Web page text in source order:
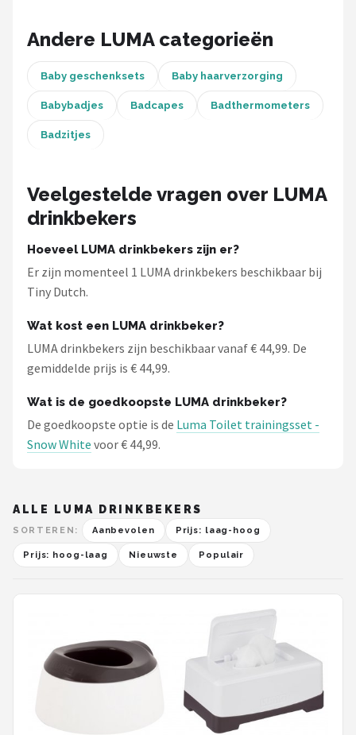
Little Dutch
Happy Horse
Soft Touch
Meyco
Stokke
Done by Deer
Maxi-Cosi
Alle merken →
Andere LUMA categorieën
Baby geschenksets Baby haarverzorging
Babybadjes Badcapes Badthermometers
Badzitjes
Veelgestelde vragen over LUMA
drinkbekers
Hoeveel LUMA drinkbekers zijn er?
Er zijn momenteel 1 LUMA drinkbekers beschikbaar bij
Tiny Dutch.
Wat kost een LUMA drinkbeker?
LUMA drinkbekers zijn beschikbaar vanaf € 44,99. De
gemiddelde prijs is € 44,99.
Wat is de goedkoopste LUMA drinkbeker?
De goedkoopste optie is de Luma Toilet trainingsset -
Snow White voor € 44,99.
ALLE LUMA DRINKBEKERS
SORTEREN: Aanbevolen Prijs: laag-hoog
Prijs: hoog-laag Nieuwste Populair